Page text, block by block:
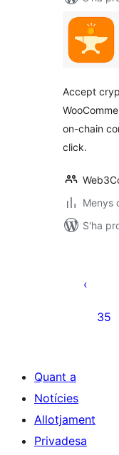
Accept
on-chain
click.
Menys
S'ha
35
Quant a
Notícies
Allotjament
Privadesa